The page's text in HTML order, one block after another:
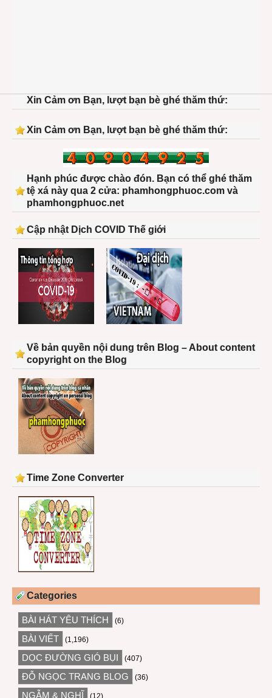
Xin Cảm ơn Bạn, lượt bạn bè ghé thăm thứ:
Xin Cảm ơn Bạn, lượt bạn bè ghé thăm thứ:
Hạnh phúc được chào đón. Bạn có thể ghé thăm
tệ xá này qua 2 cửa: phamhongphuoc.com và
phamhongphuoc.net
Cập nhật Dịch COVID Thế giới
Về bản quyền nội dung trên Blog – About content
copyright on the Blog
Time Zone Converter
Categories
BÀI HÁT YÊU THÍCH (6)
BÀI VIẾT (1,196)
DỌC ĐƯỜNG GIÓ BỤI (407)
ĐỖ NGỌC TRANG BLOG (36)
NGẪM & NGHĨ (12)